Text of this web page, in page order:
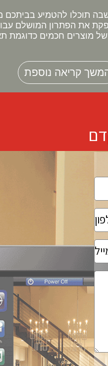
תוכלו להטמיע בביתכם
את הפתרון המושלם
של מוצרים חכמים כדוגמת
קריאה נוספת